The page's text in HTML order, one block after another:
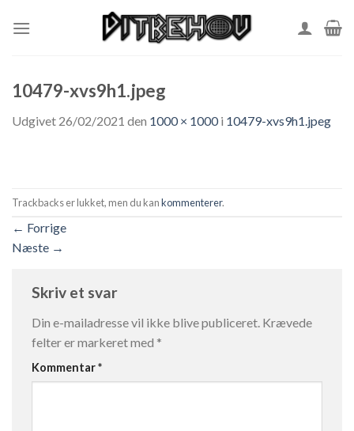
10479-xvs9h1.jpeg
Udgivet 26/02/2021 den 1000 × 1000i 10479-xvs9h1.jpeg
Trackbacks er lukket, men du kankommenterer.
← Forrige
Næste →
Skriv et svar
Din e-mailadresse vil ikke blive publiceret. Krævede
felter er markeret med *
Kommentar*